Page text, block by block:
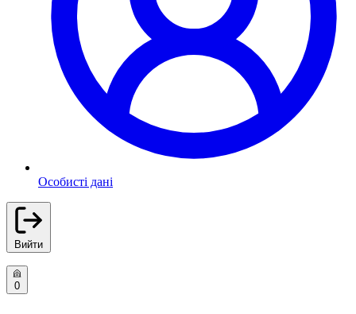
Особисті дані
Вийти
0